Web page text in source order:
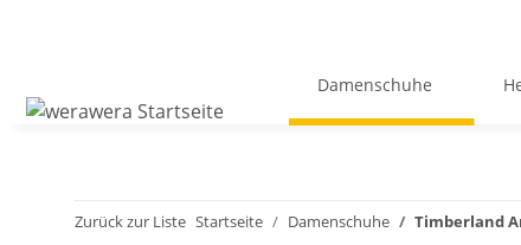
Damenschuhe
Zurück zur Liste Startseite Damenschuhe Timberland